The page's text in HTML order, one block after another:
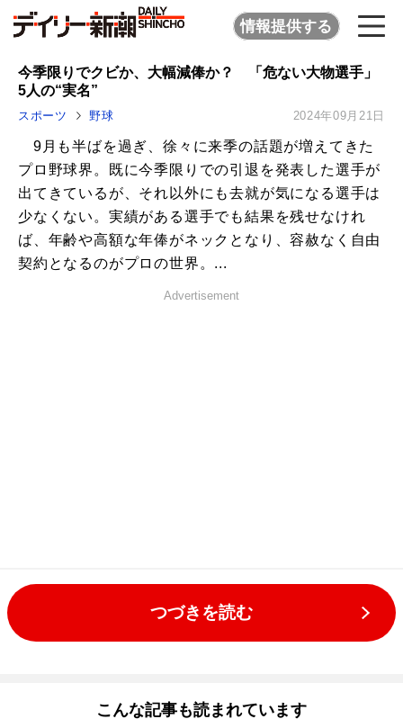
情報提供する
今季限りでクビか、大幅減俸か？ 「危ない大物選手」
5人の“実名”
スポーツ 野球 2024年09月21日
9月も半ばを過ぎ、徐々に来季の話題が増えてきた
プロ野球界。既に今季限りでの引退を発表した選手が
出てきているが、それ以外にも去就が気になる選手は
少なくない。実績がある選手でも結果を残せなけれ
ば、年齢や高額な年俸がネックとなり、容赦なく自由
契約となるのがプロの世界。...
Advertisement
つづきを読む
こんな記事も読まれています